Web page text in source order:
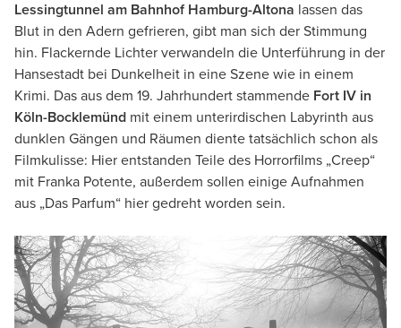
Lessingtunnel am Bahnhof Hamburg-Altona lassen das
Blut in den Adern gefrieren, gibt man sich der Stimmung
hin. Flackernde Lichter verwandeln die Unterführung in der
Hansestadt bei Dunkelheit in eine Szene wie in einem
Krimi. Das aus dem 19. Jahrhundert stammende Fort IV in
Köln-Bocklemünd mit einem unterirdischen Labyrinth aus
dunklen Gängen und Räumen diente tatsächlich schon als
Filmkulisse: Hier entstanden Teile des Horrorfilms „Creep“
mit Franka Potente, außerdem sollen einige Aufnahmen
aus „Das Parfum“ hier gedreht worden sein.